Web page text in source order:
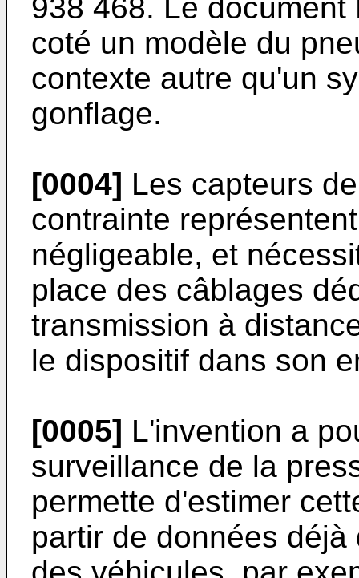
938 468. Le document
coté un modèle du
contexte autre qu'un
gonflage.
[0004] Les capteurs
contrainte
négligeable, et
place des câblages
transmission à
le dispositif dans son
[0005] L'invention a
surveillance de la
permette d'estimer
partir de données